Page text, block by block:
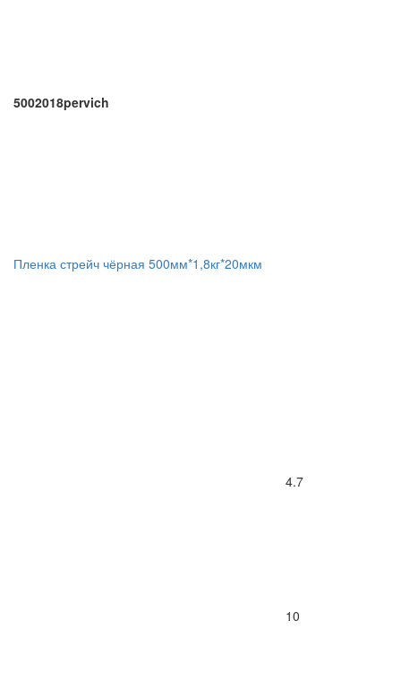
5002018pervich
Пленка стрейч чёрная 500мм*1,8кг*20мкм
4.7
10